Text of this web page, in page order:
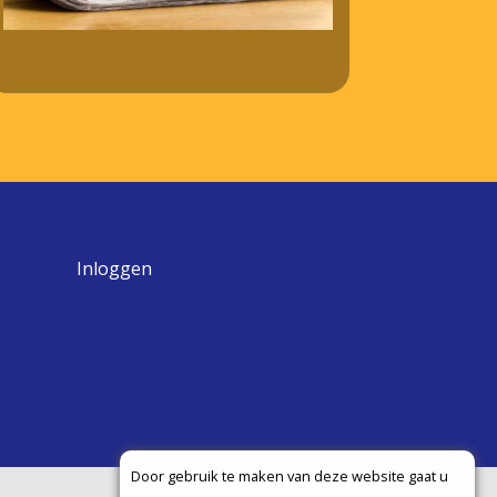
Door gebruik te maken van deze website gaat u
Inloggen